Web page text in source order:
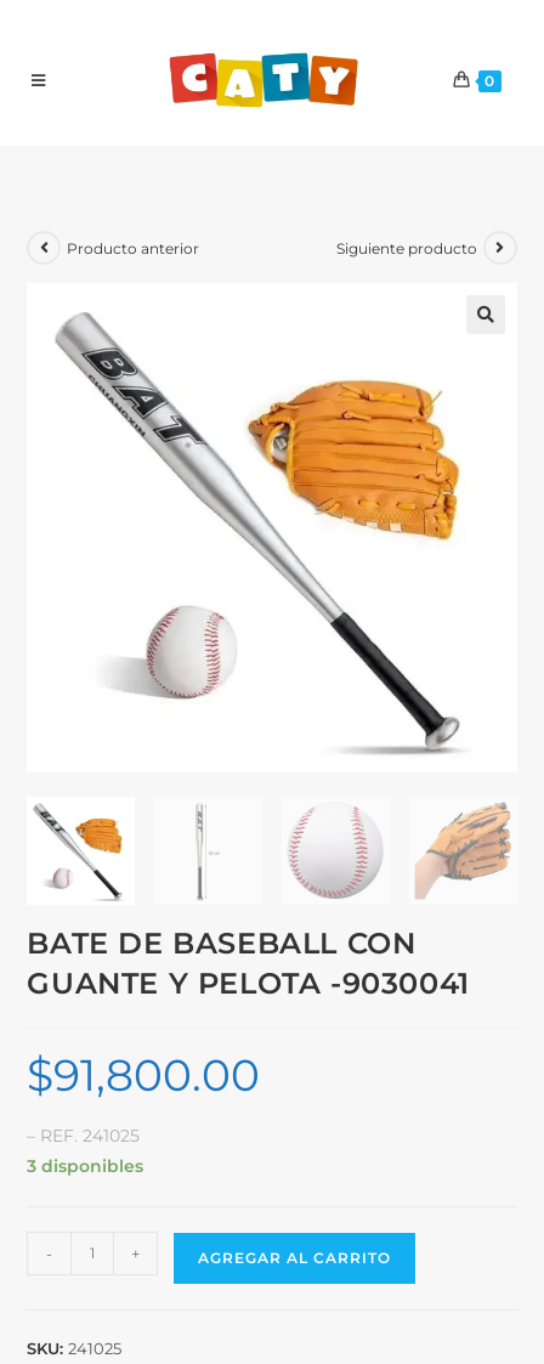
0
Producto anterior Siguiente producto
BATE DE BASEBALL CON
GUANTE Y PELOTA -9030041
$91,800.00
– REF. 241025
3 disponibles
- + AGREGAR AL CARRITO
SKU:241025